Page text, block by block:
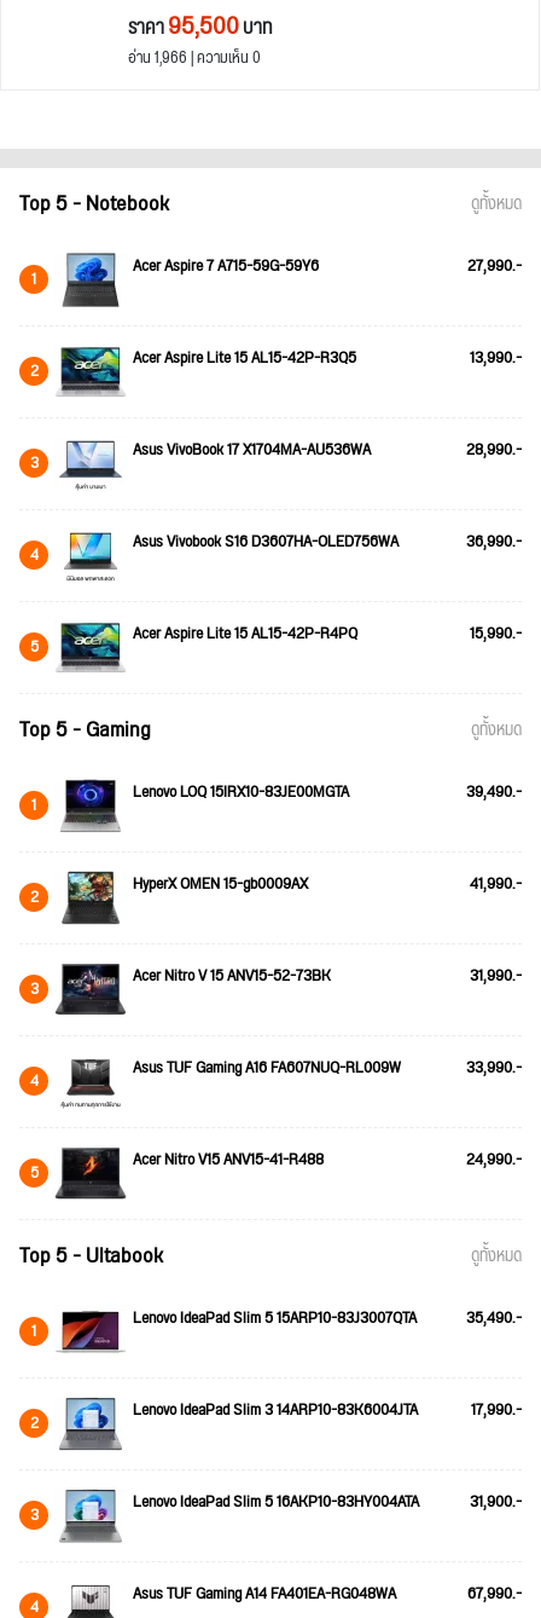
ราคา95,500บาท
อ่าน 1,966 | ความเห็น 0
Top 5 - Notebook ดูทั้งหมด
1 Acer Aspire 7 A715-59G-59Y6 27,990.-
2 Acer Aspire Lite 15 AL15-42P-R3Q5 13,990.-
3 Asus VivoBook 17 X1704MA-AU536WA 28,990.-
4 Asus Vivobook S16 D3607HA-OLED756WA 36,990.-
5 Acer Aspire Lite 15 AL15-42P-R4PQ 15,990.-
Top 5 - Gaming ดูทั้งหมด
1 Lenovo LOQ 15IRX10-83JE00MGTA 39,490.-
2 HyperX OMEN 15-gb0009AX 41,990.-
3 Acer Nitro V 15 ANV15-52-73BK 31,990.-
4 Asus TUF Gaming A16 FA607NUQ-RL009W 33,990.-
5 Acer Nitro V15 ANV15-41-R488 24,990.-
Top 5 - Ultabook ดูทั้งหมด
1 Lenovo IdeaPad Slim 5 15ARP10-83J3007QTA 35,490.-
2 Lenovo IdeaPad Slim 3 14ARP10-83K6004JTA 17,990.-
3 Lenovo IdeaPad Slim 5 16AKP10-83HY004ATA 31,900.-
4 Asus TUF Gaming A14 FA401EA-RG048WA 67,990.-